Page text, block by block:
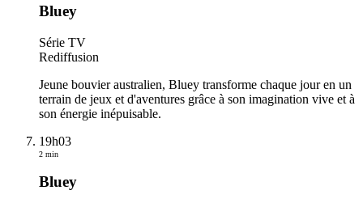
Bluey
Série TV
Rediffusion
Jeune bouvier australien, Bluey transforme chaque jour en un
terrain de jeux et d'aventures grâce à son imagination vive et à
son énergie inépuisable.
19h03
2 min
Bluey